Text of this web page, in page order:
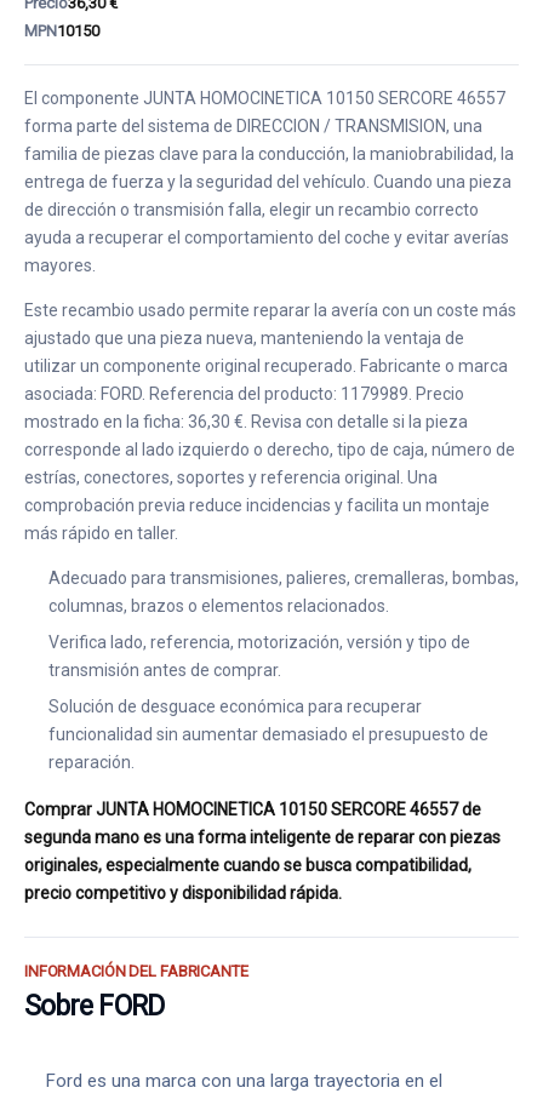
MPN10150
El componente JUNTA HOMOCINETICA 10150 SERCORE 46557
forma parte del sistema de DIRECCION / TRANSMISION, una
familia de piezas clave para la conducción, la maniobrabilidad, la
entrega de fuerza y la seguridad del vehículo. Cuando una pieza
de dirección o transmisión falla, elegir un recambio correcto
ayuda a recuperar el comportamiento del coche y evitar averías
mayores.
Este recambio usado permite reparar la avería con un coste más
ajustado que una pieza nueva, manteniendo la ventaja de
utilizar un componente original recuperado. Fabricante o marca
asociada: FORD. Referencia del producto: 1179989. Precio
mostrado en la ficha: 36,30 €. Revisa con detalle si la pieza
corresponde al lado izquierdo o derecho, tipo de caja, número de
estrías, conectores, soportes y referencia original. Una
comprobación previa reduce incidencias y facilita un montaje
más rápido en taller.
Adecuado para transmisiones, palieres, cremalleras, bombas,
columnas, brazos o elementos relacionados.
Verifica lado, referencia, motorización, versión y tipo de
transmisión antes de comprar.
Solución de desguace económica para recuperar
funcionalidad sin aumentar demasiado el presupuesto de
reparación.
Comprar JUNTA HOMOCINETICA 10150 SERCORE 46557 de
segunda mano es una forma inteligente de reparar con piezas
originales, especialmente cuando se busca compatibilidad,
precio competitivo y disponibilidad rápida.
INFORMACIÓN DEL FABRICANTE
Sobre FORD
Ford es una marca con una larga trayectoria en el